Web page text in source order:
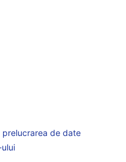
de date